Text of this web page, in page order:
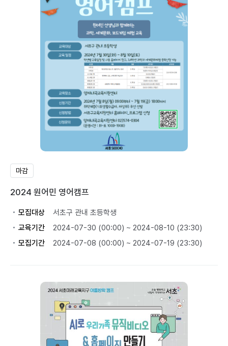
마감
2024 원어민 영어캠프
모집대상
서초구 관내 초등학생
교육기간
2024-07-30 (00:00) ~ 2024-08-10 (23:30)
모집기간
2024-07-08 (00:00) ~ 2024-07-19 (23:30)